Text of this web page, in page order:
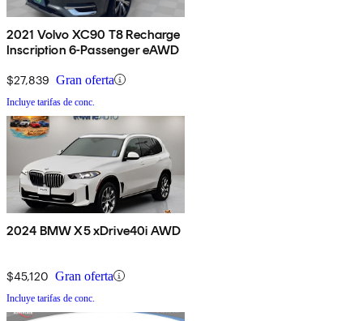
2021 Volvo XC90 T8 Recharge
Inscription 6-Passenger eAWD
$27,839 Gran oferta
Incluye tarifas de conc.
2024 BMW X5 xDrive40i AWD
$45,120 Gran oferta
Incluye tarifas de conc.